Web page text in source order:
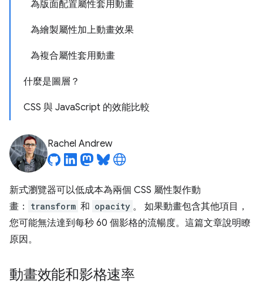
為版面配置屬性套用動畫
為繪製屬性加上動畫效果
為複合屬性套用動畫
什麼是圖層？
CSS 與 JavaScript 的效能比較
Rachel Andrew
新式瀏覽器可以低成本為兩個 CSS 屬性製作動
畫：
transform 和 opacity 。 如果動畫包含其他項目，
您可能無法達到每秒 60 個影格的流暢度。這篇文章說明瞭
原因。
動畫效能和影格速率